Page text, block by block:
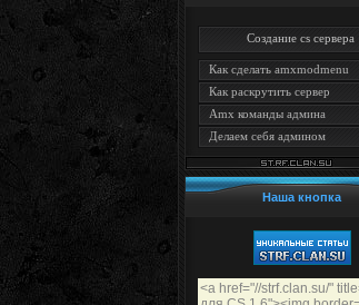
Создание cs сервера
Как сделать amxmodmenu
Как раскрутить сервер
Amx команды админа
Делаем себя админом
Наша кнопка